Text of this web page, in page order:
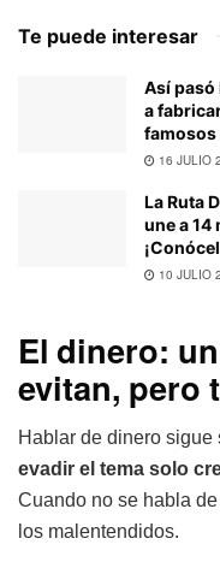
Te puede interesar
Así pasó
a
famosos
16 JULIO
La Ruta
une a
10 JULIO
El dinero:
evitan, pero
Hablar de dinero sigue
evadir el tema solo
Cuando no se habla
los malentendidos.